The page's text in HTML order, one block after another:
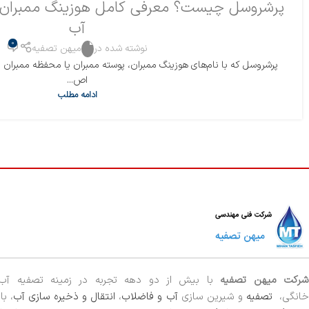
پرشروسل چیست؟ معرفی کامل هوزینگ ممبران
آب
نوشته شده در میهن تصفیه 0
پرشروسل که با نام‌های هوزینگ ممبران، پوسته ممبران یا محفظه ممبران
اص...
ادامه مطلب
شرکت میهن تصفیه با بیش از دو دهه تجربه در زمینه
خانگی، تصفیه و شیرین سازیآب و فاضلاب، انتقال و ذخیره سازی آب،